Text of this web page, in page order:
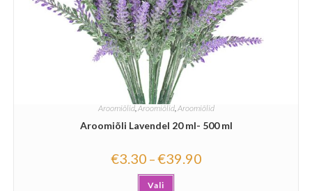
Aroomiõlid,Aroomiõlid, Aroomiõlid
Aroomiõli Lavendel 20 ml- 500 ml
€3.30 –€39.90
Vali